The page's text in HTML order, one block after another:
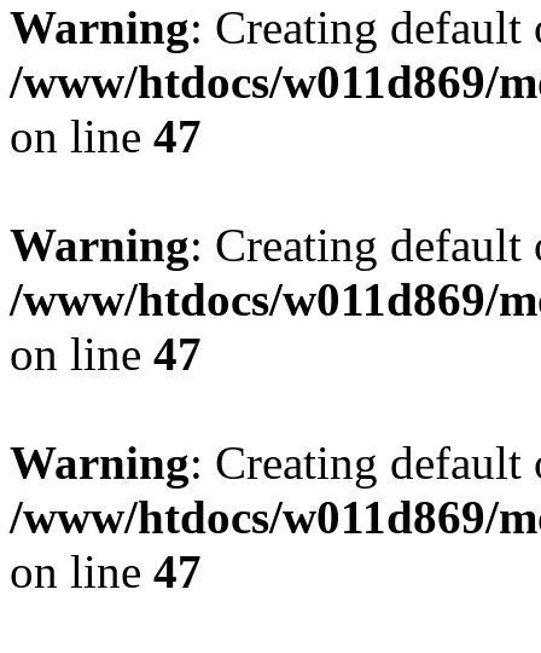
Warning: Creating
/www/htdocs/w011d869/
on line 47
Warning: Creating
/www/htdocs/w011d869/
on line 47
Warning: Creating
/www/htdocs/w011d869/
on line 47